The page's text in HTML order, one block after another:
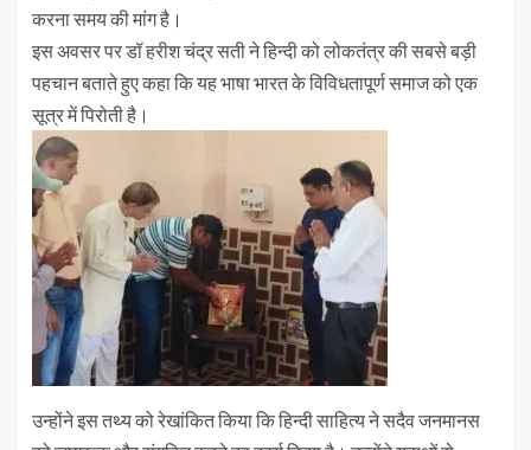
करना समय की मांग है।
इस अवसर पर डॉ हरीश चंद्र सती ने हिन्दी को लोकतंत्र की सबसे बड़ी
पहचान बताते हुए कहा कि यह भाषा भारत के विविधतापूर्ण समाज को एक
सूत्र में पिरोती है।
उन्होंने इस तथ्य को रेखांकित किया कि हिन्दी साहित्य ने सदैव जनमानस